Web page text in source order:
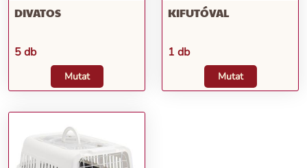
DIVATOS
5 db
Mutat
KIFUTÓVAL
1 db
Mutat